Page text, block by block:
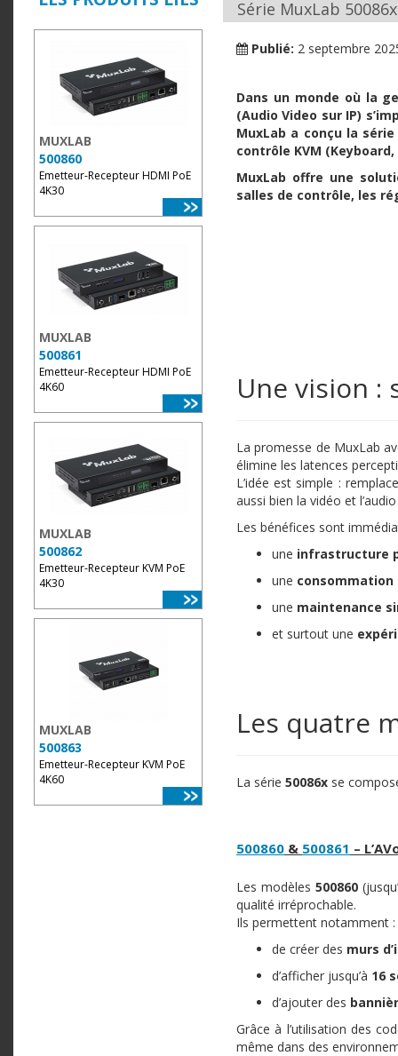
MUXLAB
500860
Emetteur-Recepteur HDMI PoE
4K30
MUXLAB
500861
Emetteur-Recepteur HDMI PoE
4K60
MUXLAB
500862
Emetteur-Recepteur KVM PoE
4K30
MUXLAB
500863
Emetteur-Recepteur KVM PoE
4K60
Série MuxLab
Publié: 2 septembre
Dans un monde où la
(Audio Video sur IP)
MuxLab a conçu la
contrôle KVM
MuxLab offre une
salles de contrôle, les
Une vision
La promesse de MuxLab
élimine les latences
L’idée est simple :
aussi bien la vidéo et
Les bénéfices sont
une infrastructure
une
une maintenance
et surtout une
Les quatre
La série 50086x se
500860 & 500861 –
Les modèles 500860
qualité irréprochable.
Ils permettent notamment :
de créer des murs
d’afficher jusqu’à 16
d’ajouter des
Grâce à l’utilisation des
même dans des